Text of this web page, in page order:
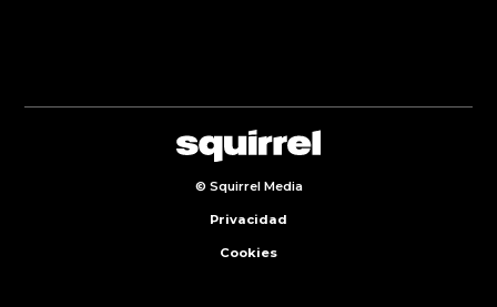
© Squirrel Media
Privacidad
Cookies